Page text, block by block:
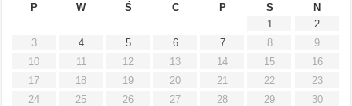
P
W Ś C P S
N
1
2
3
4 5 6 7 8
9
10
11 12 13 14 15
16
17
18 19 20 21 22
23
24
25 26 27 28 29
30